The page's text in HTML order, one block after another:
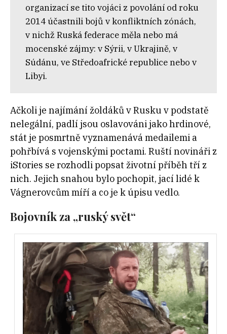
organizací se tito vojáci z povolání od roku
2014 účastnili bojů v konfliktních zónách,
v nichž Ruská federace měla nebo má
mocenské zájmy: v Sýrii, v Ukrajině, v
Súdánu, ve Středoafrické republice nebo v
Libyi.
Ačkoli je najímání žoldáků v Rusku v podstatě
nelegální, padlí jsou oslavováni jako hrdinové,
stát je posmrtně vyznamenává medailemi a
pohřbívá s vojenskými poctami. Ruští novináři z
iStories se rozhodli popsat životní příběh tří z
nich. Jejich snahou bylo pochopit, jací lidé k
Vágnerovcům míří a co je k úpisu vedlo.
Bojovník za „ruský svět“